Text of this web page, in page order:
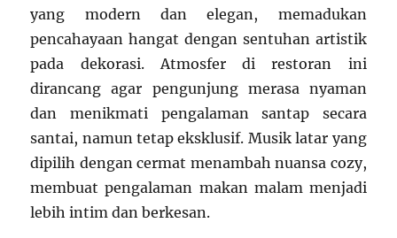
yang modern dan elegan, memadukan
pencahayaan hangat dengan sentuhan artistik
pada dekorasi. Atmosfer di restoran ini
dirancang agar pengunjung merasa nyaman
dan menikmati pengalaman santap secara
santai, namun tetap eksklusif. Musik latar yang
dipilih dengan cermat menambah nuansa cozy,
membuat pengalaman makan malam menjadi
lebih intim dan berkesan.